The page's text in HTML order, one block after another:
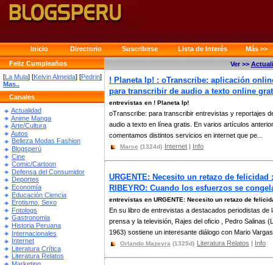
Inicio Directorio Suscribirse Lista de Interés
Más >>
Feliz Cumpleaños
[La Mula] [Kelvin Almeida] [Pedrin]
Mas..
Canales
Actualidad
Anime Manga
Arte/Cultura
Autos
Belleza Modas Fashion
Blogsperú
Cine
Comic/Cartoon
Defensa del Consumidor
Deportes
Economía
Educación Ciencia
Erotismo, Sexo
Fotologs
Gastronomia
Historia Peruana
Internacionales
Internet
Literatura Crítica
Literatura Relatos
Ver >>
! Planeta Ip! : oTranscribe: aplicación
para transcribir de audio a texto online
entrevistas en ! Planeta Ip!
oTranscribe: para transcribir entrevistas y reportajes
audio a texto en línea gratis. En varios artículos
comentamos distintos servicios en internet que pe...
Marce (1324d) Internet | Info
URGENTE: Necesito un retazo de felicidad :
RIBEYRO: Cuando los esfuerzos se
entrevistas en URGENTE: Necesito un retazo de
En su libro de entrevistas a destacados periodistas de
prensa y la televisión, Rajes del oficio , Pedro Salinas
1963) sostiene un interesante diálogo con Mario
Orlando Mazeyra (1325d) Literatura Relatos | Info